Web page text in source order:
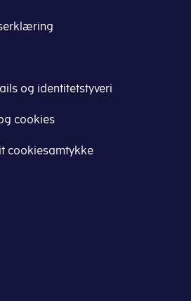
og identitetstyveri
cookies
cookiesamtykke